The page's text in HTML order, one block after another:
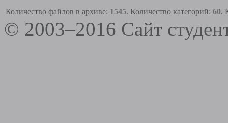
Количество файлов в архиве: 1545. Количество категорий: 60.
© 2003–2016 Сайт